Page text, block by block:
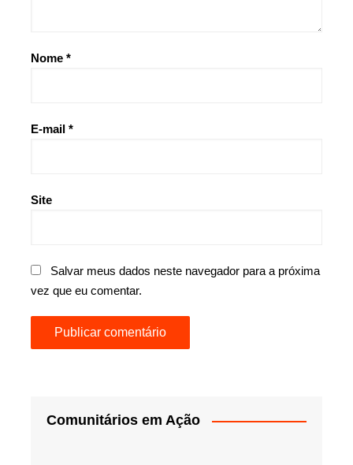
Nome *
E-mail *
Site
Salvar meus dados neste navegador para a próxima
vez que eu comentar.
Comunitários em Ação